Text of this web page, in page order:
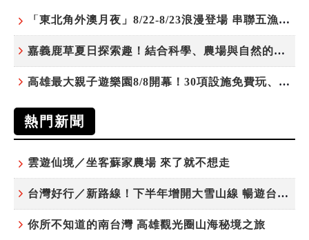
「東北角外澳月夜」8/22-8/23浪漫登場 串聯五漁村、音樂、市集、火舞與慢旅共度夏夜
嘉義鹿草夏日探索趣！結合科學、農場與自然的親子小旅行
高雄最大親子遊樂園8/8開幕！30項設施免費玩、YOYO家族嗨翻暑假
熱門新聞
雲遊仙境／坐客蘇家農場 來了就不想走
台灣好行／新路線！下半年增開大雪山線 暢遊台中更便利
你所不知道的南台灣 高雄觀光圈山海秘境之旅